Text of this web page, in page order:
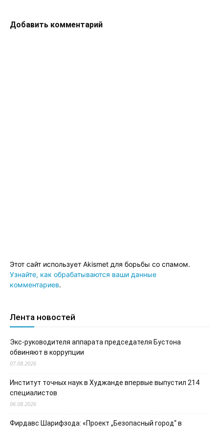
Добавить комментарий
Этот сайт использует Akismet для борьбы со спамом.
Узнайте, как обрабатываются ваши данные
комментариев.
Лента новостей
Экс-руководителя аппарата председателя Бустона
обвиняют в коррупции
07.08.2026
Институт точных наук в Худжанде впервые выпустил 214
специалистов
06.08.2026
Фирдавс Шарифзода: «Проект „Безопасный город“ в